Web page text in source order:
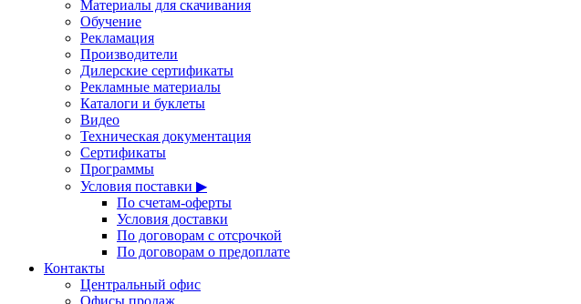
Материалы для скачивания
Обучение
Рекламация
Производители
Дилерские сертификаты
Рекламные материалы
Каталоги и буклеты
Видео
Техническая документация
Сертификаты
Программы
Условия поставки ▶
По счетам-оферты
Условия доставки
По договорам с отсрочкой
По договорам о предоплате
Контакты
Центральный офис
Офисы продаж